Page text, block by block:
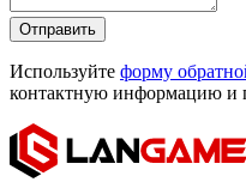
Отправить
Используйте форму
контактную информацию и